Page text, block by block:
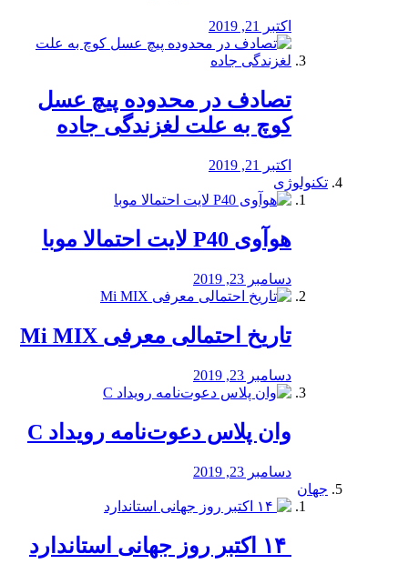
اکتبر 21, 2019
تصادف در محدوده پیچ عسل
کوچ به علت لغزندگی جاده
اکتبر 21, 2019
تکنولوژی
هوآوی P40 لایت احتمالا موبا
دسامبر 23, 2019
تاریخ احتمالی معرفی Mi MIX
دسامبر 23, 2019
وان پلاس دعوت‌نامه رویداد C
دسامبر 23, 2019
جهان